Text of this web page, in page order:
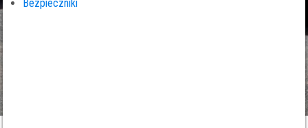
Bezpieczniki